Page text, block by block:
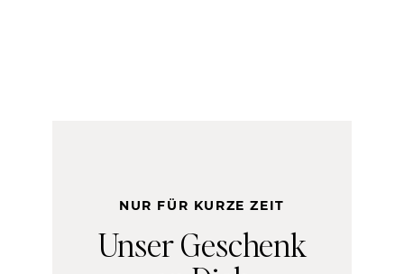
NUR FÜR KURZE ZEIT
Unser Geschenk